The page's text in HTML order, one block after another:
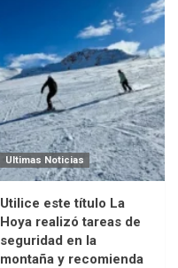
Ultimas Noticias
Utilice este título La
Hoya realizó tareas de
seguridad en la
montaña y recomienda